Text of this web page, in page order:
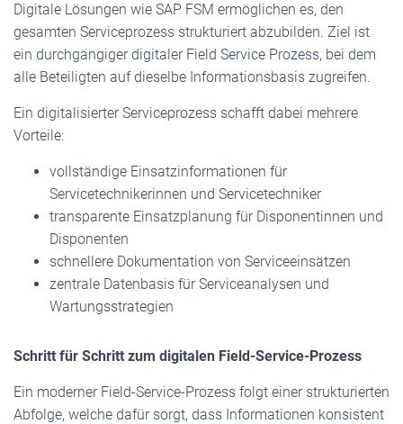
Digitale Lösungen wie SAP FSM ermöglichen es, den
gesamten Serviceprozess strukturiert abzubilden. Ziel ist
ein durchgängiger digitaler Field Service Prozess, bei dem
alle Beteiligten auf dieselbe Informationsbasis zugreifen.
Ein digitalisierter Serviceprozess schafft dabei mehrere
Vorteile:
vollständige Einsatzinformationen für
Servicetechnikerinnen und Servicetechniker
transparente Einsatzplanung für Disponentinnen und
Disponenten
schnellere Dokumentation von Serviceeinsätzen
zentrale Datenbasis für Serviceanalysen und
Wartungsstrategien
Schritt für Schritt zum digitalen Field-Service-Prozess
Ein moderner Field-Service-Prozess folgt einer strukturierten
Abfolge, welche dafür sorgt, dass Informationen konsistent